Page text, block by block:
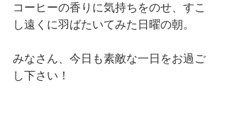
コーヒーの香りに気持ちをのせ、すこ
し遠くに羽ばたいてみた日曜の朝。
みなさん、今日も素敵な一日をお過ご
し下さい！